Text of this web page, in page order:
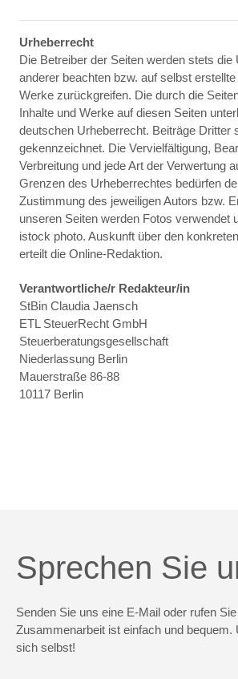
Urheberrecht
Die Betreiber der Seiten werden stets die
anderer beachten bzw. auf selbst
Werke zurückgreifen. Die durch die
Inhalte und Werke auf diesen Seiten
deutschen Urheberrecht. Beiträge Dritter
gekennzeichnet. Die Vervielfältigung,
Verbreitung und jede Art der Verwertung
Grenzen des Urheberrechtes bedürfen
Zustimmung des jeweiligen Autors bzw.
unseren Seiten werden Fotos verwendet
istock photo. Auskunft über den
erteilt die Online-Redaktion.
Verantwortliche/r Redakteur/in
StBin Claudia Jaensch
ETL SteuerRecht GmbH
Steuerberatungsgesellschaft
Niederlassung Berlin
Mauerstraße 86-88
10117 Berlin
Sprechen Sie
Senden Sie uns eine E-Mail oder rufen
Zusammenarbeit ist einfach und bequem.
sich selbst!